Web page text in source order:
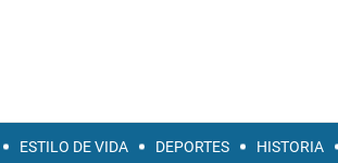
ESTILO DE VIDA DEPORTES HISTORIA